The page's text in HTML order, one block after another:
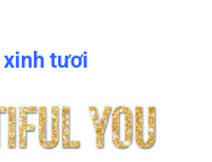
xinh tươi